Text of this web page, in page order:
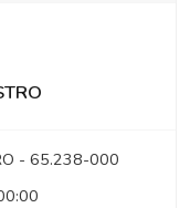
- 65.238-000